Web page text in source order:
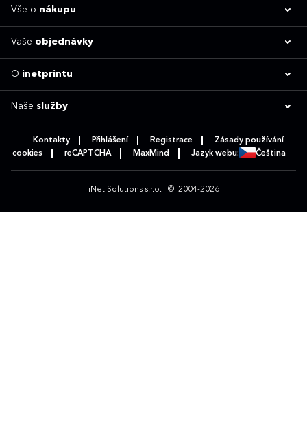
Vše o nákupu
Vaše objednávky
O inetprintu
Naše služby
Kontakty Přihlášení Registrace
Zásady používání
cookies
reCAPTCHA MaxMind Jazyk webu: Čeština
iNet Solutions s.r.o. © 2004-2026